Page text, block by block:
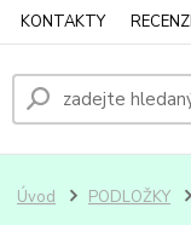
KONTAKTY
Úvod PODLOŽKY